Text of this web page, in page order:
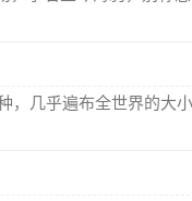
，几乎遍布全世界的大